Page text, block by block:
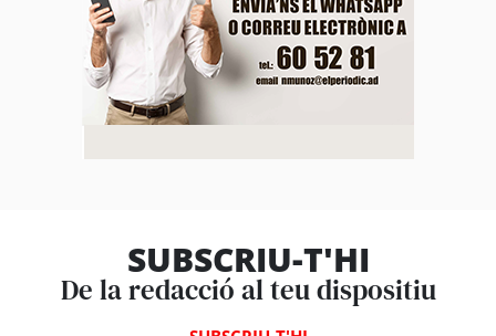
SUBSCRIU-T'HI
De la redacció al teu dispositiu